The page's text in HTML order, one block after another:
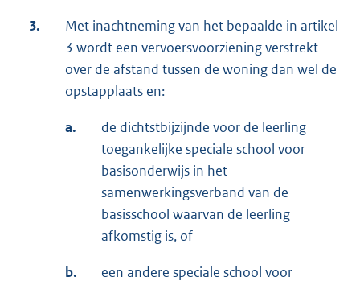
3.
Met inachtneming van het bepaalde in artikel
3 wordt een vervoersvoorziening verstrekt
over de afstand tussen de woning dan wel de
opstapplaats en:
a.
de dichtstbijzijnde voor de leerling
toegankelijke speciale school voor
basisonderwijs in het
samenwerkingsverband van de
basisschool waarvan de leerling
afkomstig is, of
b.
een andere speciale school voor